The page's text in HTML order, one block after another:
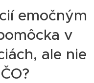
emočným
v
ale nie